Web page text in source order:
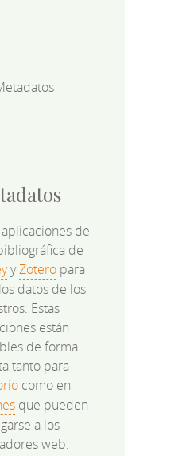
de
de
yZoteropara
datos de los
Estas
están
de forma
tanto para
como en
que pueden
a los
web.